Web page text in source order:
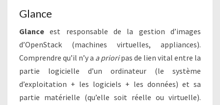
Glance
Glanceest responsable de la gestion d’images
d’OpenStack (machines virtuelles, appliances).
Comprendre qu’il n’y a a prioripas de lien vital entre la
partie logicielle d’un ordinateur (le système
d’exploitation + les logiciels + les données) et sa
partie matérielle (qu’elle soit réelle ou virtuelle).